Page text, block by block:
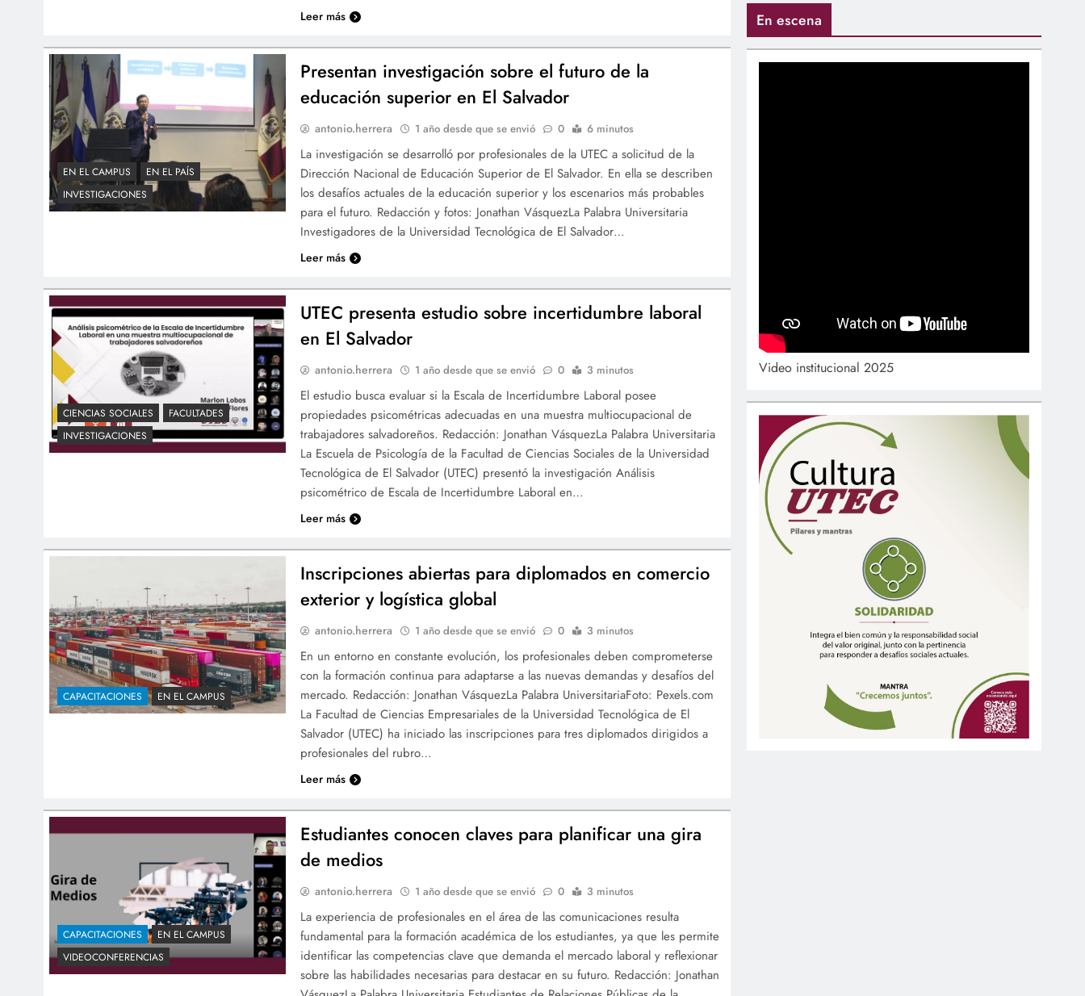
Leer más
EN EL CAMPUS
EN EL PAÍS
INVESTIGACIONES
Presentan investigación sobre el futuro de la
educación superior en El Salvador
antonio.herrera 1 año desde que se envió 0 6 minutos
La investigación se desarrolló por profesionales de la UTEC a solicitud de la
Dirección Nacional de Educación Superior de El Salvador. En ella se describen
los desafíos actuales de la educación superior y los escenarios más probables
para el futuro. Redacción y fotos: Jonathan VásquezLa Palabra Universitaria
Investigadores de la Universidad Tecnológica de El Salvador…
Leer más
CIENCIAS SOCIALES
FACULTADES
INVESTIGACIONES
UTEC presenta estudio sobre incertidumbre laboral
en El Salvador
antonio.herrera 1 año desde que se envió 0 3 minutos
El estudio busca evaluar si la Escala de Incertidumbre Laboral posee
propiedades psicométricas adecuadas en una muestra multiocupacional de
trabajadores salvadoreños. Redacción: Jonathan VásquezLa Palabra Universitaria
La Escuela de Psicología de la Facultad de Ciencias Sociales de la Universidad
Tecnológica de El Salvador (UTEC) presentó la investigación Análisis
psicométrico de Escala de Incertidumbre Laboral en…
Leer más
CAPACITACIONES EN EL CAMPUS
Inscripciones abiertas para diplomados en comercio
exterior y logística global
antonio.herrera 1 año desde que se envió 0 3 minutos
En un entorno en constante evolución, los profesionales deben comprometerse
con la formación continua para adaptarse a las nuevas demandas y desafíos del
mercado. Redacción: Jonathan VásquezLa Palabra UniversitariaFoto: Pexels.com
La Facultad de Ciencias Empresariales de la Universidad Tecnológica de El
Salvador (UTEC) ha iniciado las inscripciones para tres diplomados dirigidos a
profesionales del rubro…
Leer más
CAPACITACIONES
EN EL CAMPUS
VIDEOCONFERENCIAS
Estudiantes conocen claves para planificar una gira
de medios
antonio.herrera 1 año desde que se envió 0 3 minutos
La experiencia de profesionales en el área de las comunicaciones resulta
fundamental para la formación académica de los estudiantes, ya que les permite
identificar las competencias clave que demanda el mercado laboral y reflexionar
sobre las habilidades necesarias para destacar en su futuro. Redacción: Jonathan
En escena
Video institucional 2025